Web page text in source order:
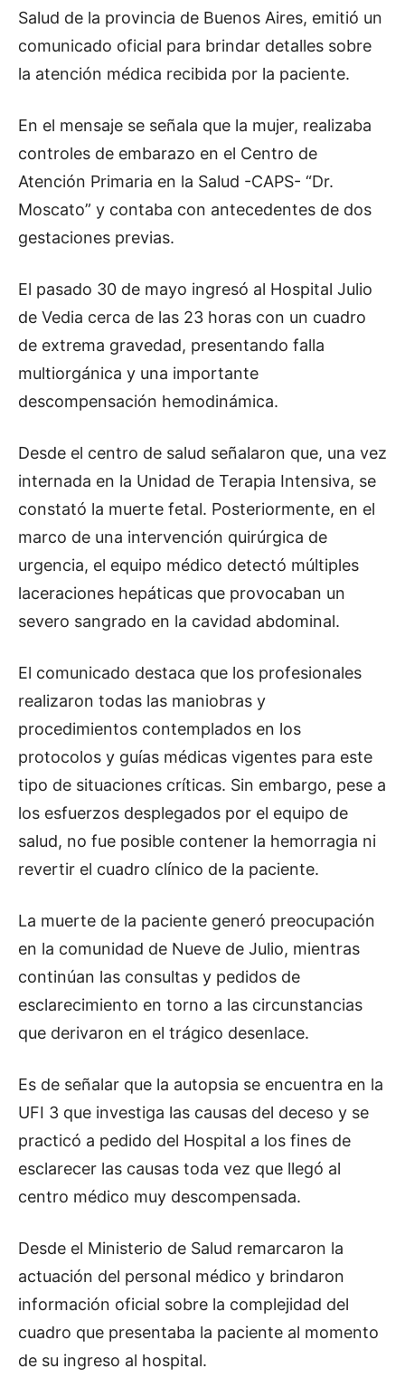
Salud de la provincia de Buenos Aires, emitió un
comunicado oficial para brindar detalles sobre
la atención médica recibida por la paciente.
En el mensaje se señala que la mujer, realizaba
controles de embarazo en el Centro de
Atención Primaria en la Salud -CAPS- “Dr.
Moscato” y contaba con antecedentes de dos
gestaciones previas.
El pasado 30 de mayo ingresó al Hospital Julio
de Vedia cerca de las 23 horas con un cuadro
de extrema gravedad, presentando falla
multiorgánica y una importante
descompensación hemodinámica.
Desde el centro de salud señalaron que, una vez
internada en la Unidad de Terapia Intensiva, se
constató la muerte fetal. Posteriormente, en el
marco de una intervención quirúrgica de
urgencia, el equipo médico detectó múltiples
laceraciones hepáticas que provocaban un
severo sangrado en la cavidad abdominal.
El comunicado destaca que los profesionales
realizaron todas las maniobras y
procedimientos contemplados en los
protocolos y guías médicas vigentes para este
tipo de situaciones críticas. Sin embargo, pese a
los esfuerzos desplegados por el equipo de
salud, no fue posible contener la hemorragia ni
revertir el cuadro clínico de la paciente.
La muerte de la paciente generó preocupación
en la comunidad de Nueve de Julio, mientras
continúan las consultas y pedidos de
esclarecimiento en torno a las circunstancias
que derivaron en el trágico desenlace.
Es de señalar que la autopsia se encuentra en la
UFI 3 que investiga las causas del deceso y se
practicó a pedido del Hospital a los fines de
esclarecer las causas toda vez que llegó al
centro médico muy descompensada.
Desde el Ministerio de Salud remarcaron la
actuación del personal médico y brindaron
información oficial sobre la complejidad del
cuadro que presentaba la paciente al momento
de su ingreso al hospital.